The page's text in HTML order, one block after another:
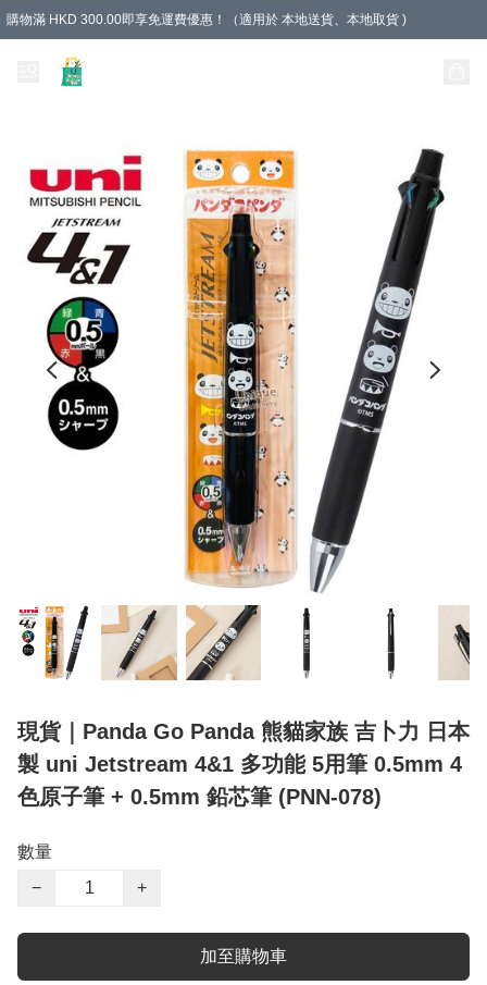
購物滿 HKD 300.00即享免運費優惠！（適用於 本地送貨、本地取貨 )
現貨｜Panda Go Panda 熊貓家族 吉卜力 日本
製 uni Jetstream 4&1 多功能 5用筆 0.5mm 4
色原子筆 + 0.5mm 鉛芯筆 (PNN-078)
數量
−
+
加至購物車